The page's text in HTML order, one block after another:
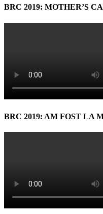
BRC 2019: MOTHER’S
BRC 2019: AM FOST LA